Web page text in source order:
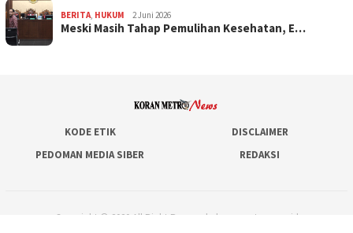
BERITA, HUKUM 2 Juni 2026
Meski Masih Tahap Pemulihan Kesehatan, E…
KODE ETIK
DISCLAIMER
PEDOMAN MEDIA SIBER
REDAKSI
Copyright © 2020 All Right Reserved - koranmetronews.id